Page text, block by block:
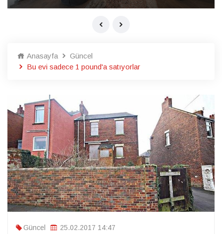
Anasayfa
Güncel
Bu evi sadece 1 pound'a satıyorlar
Güncel
25.02.2017 14:47